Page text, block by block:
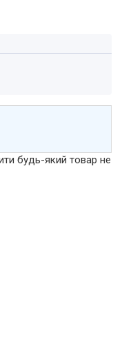
будь-який товар не